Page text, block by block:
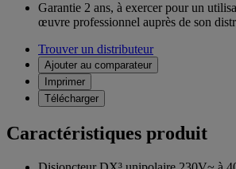
Garantie 2 ans, à exercer pour un
œuvre professionnel auprès de son
Trouver un distributeur
Ajouter au comparateur
Imprimer
Télécharger
Caractéristiques produit